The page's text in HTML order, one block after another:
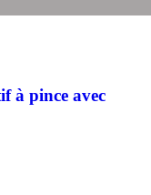
à pince avec